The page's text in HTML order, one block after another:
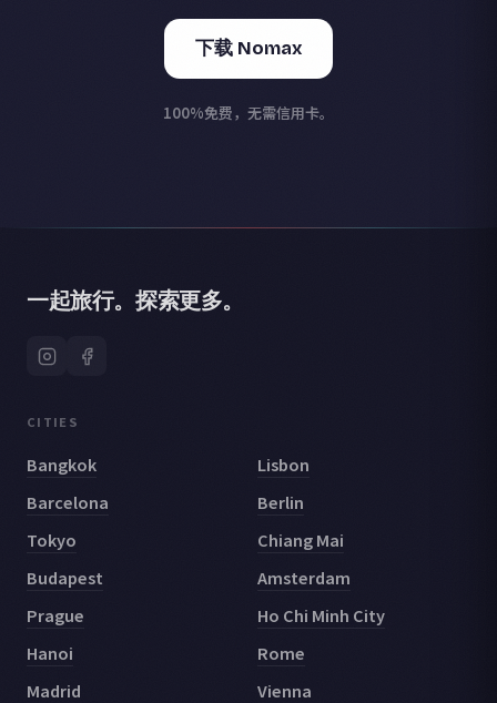
下载 Nomax
100%免费，无需信用卡。
一起旅行。探索更多。
CITIES
Bangkok
Lisbon
Barcelona
Berlin
Tokyo
Chiang Mai
Budapest
Amsterdam
Prague
Ho Chi Minh City
Hanoi
Rome
Madrid
Vienna